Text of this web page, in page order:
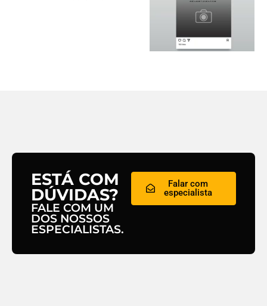
ESTÁ COM
DÚVIDAS?
FALE COM UM
DOS NOSSOS
ESPECIALISTAS.
Falar com
especialista